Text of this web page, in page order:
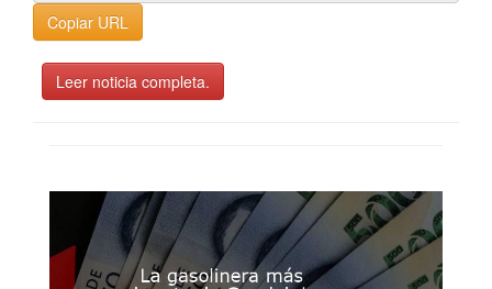
Copiar URL
Leer noticia completa.